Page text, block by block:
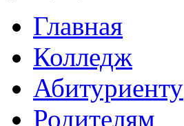
Главная
Колледж
Абитуриенту
Родителям